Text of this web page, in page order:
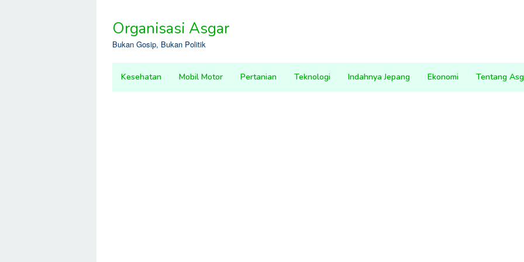
contentOrganisasi Asgar
Bukan Gosip, Bukan Politik
Kesehatan Mobil Motor Pertanian Teknologi Indahnya Jepang Ekonomi Tentang